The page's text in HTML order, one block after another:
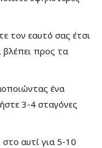
τον εαυτό σας έτσι
προς τα
ένα
3-4 σταγόνες
αυτί για 5-10